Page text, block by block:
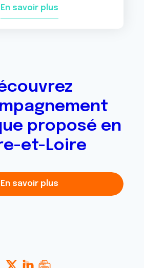
En savoir plus
proposé en
et-Loire
En savoir plus